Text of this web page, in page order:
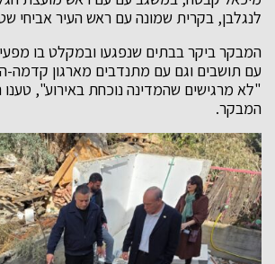
לנגלבן, בקרית שמונה עם ראש העיר אביחי
המבקר ביקר בבתים שנפגעו ובמקלט בו
עם תושבים וגם עם מתנדבים מארגון קדמה-
"לא מרגישים שהמדינה נוכחת באירוע", טענו
המבקר.